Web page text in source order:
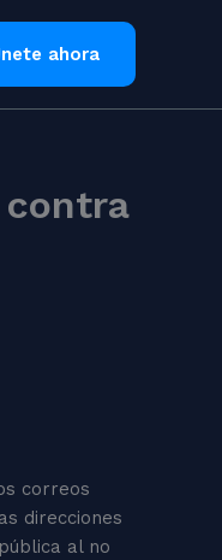
ahora
contra
correos
direcciones
al no